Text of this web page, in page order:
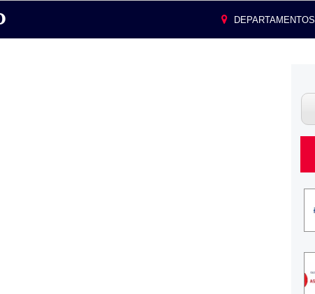
DEPARTAMENTOS